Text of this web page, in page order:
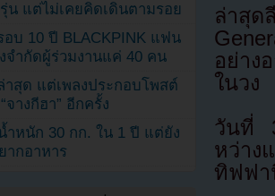
ล่าสุด
อย่าง
ในวง
วันที่
หว่าง
ทิฟฟา
น แต่ไม่เคยคิดเดินตามรอย
อบ 10 ปี BLACKPINK แฟน
ำกัดผู้ร่วมงานแค่ 40 คน
าสุด แต่เพลงประกอบโพสต์
างกีฮา” อีกครั้ง
ำหนัก 30 กก. ใน 1 ปี แต่ยัง
ากอาหาร